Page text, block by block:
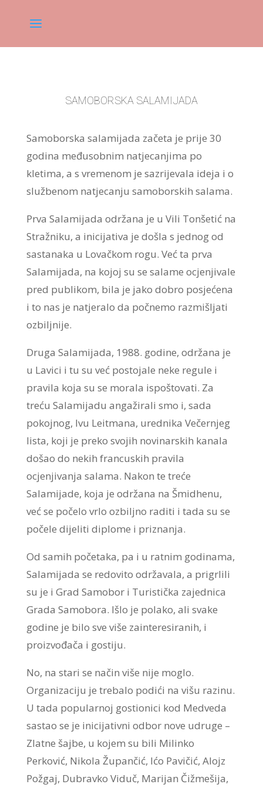
SAMOBORSKA SALAMIJADA
Samoborska salamijada začeta je prije 30
godina međusobnim natjecanjima po
kletima, a s vremenom je sazrijevala ideja i o
službenom natjecanju samoborskih salama.
Prva Salamijada održana je u Vili Tonšetić na
Stražniku, a inicijativa je došla s jednog od
sastanaka u Lovačkom rogu. Već ta prva
Salamijada, na kojoj su se salame ocjenjivale
pred publikom, bila je jako dobro posjećena
i to nas je natjeralo da počnemo razmišljati
ozbiljnije.
Druga Salamijada, 1988. godine, održana je
u Lavici i tu su već postojale neke regule i
pravila koja su se morala ispoštovati. Za
treću Salamijadu angažirali smo i, sada
pokojnog, Ivu Leitmana, urednika Večernjeg
lista, koji je preko svojih novinarskih kanala
došao do nekih francuskih pravila
ocjenjivanja salama. Nakon te treće
Salamijade, koja je održana na Šmidhenu,
već se počelo vrlo ozbiljno raditi i tada su se
počele dijeliti diplome i priznanja.
Od samih početaka, pa i u ratnim godinama,
Salamijada se redovito održavala, a prigrlili
su je i Grad Samobor i Turistička zajednica
Grada Samobora. Išlo je polako, ali svake
godine je bilo sve više zainteresiranih, i
proizvođača i gostiju.
No, na stari se način više nije moglo.
Organizaciju je trebalo podići na višu razinu.
U tada popularnoj gostionici kod Medveda
sastao se je inicijativni odbor nove udruge –
Zlatne šajbe, u kojem su bili Milinko
Perković, Nikola Župančić, Ićo Pavičić, Alojz
Požgaj, Dubravko Viduč, Marijan Čižmešija,